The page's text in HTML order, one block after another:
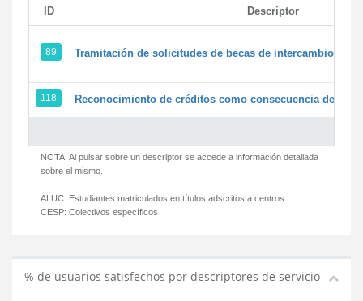
ID Descriptor
89 Tramitación de solicitudes de becas de intercambio
118 Reconocimiento de créditos como consecuencia de un
NOTA: Al pulsar sobre un descriptor se accede a información detallada
sobre el mismo.
ALUC: Estudiantes matriculados en títulos adscritos a centros
CESP: Colectivos específicos
% de usuarios satisfechos por descriptores de servicio